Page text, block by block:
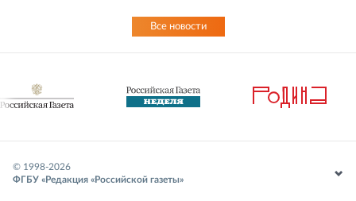
Все новости
© 1998-2026
ФГБУ «Редакция «Российской газеты»